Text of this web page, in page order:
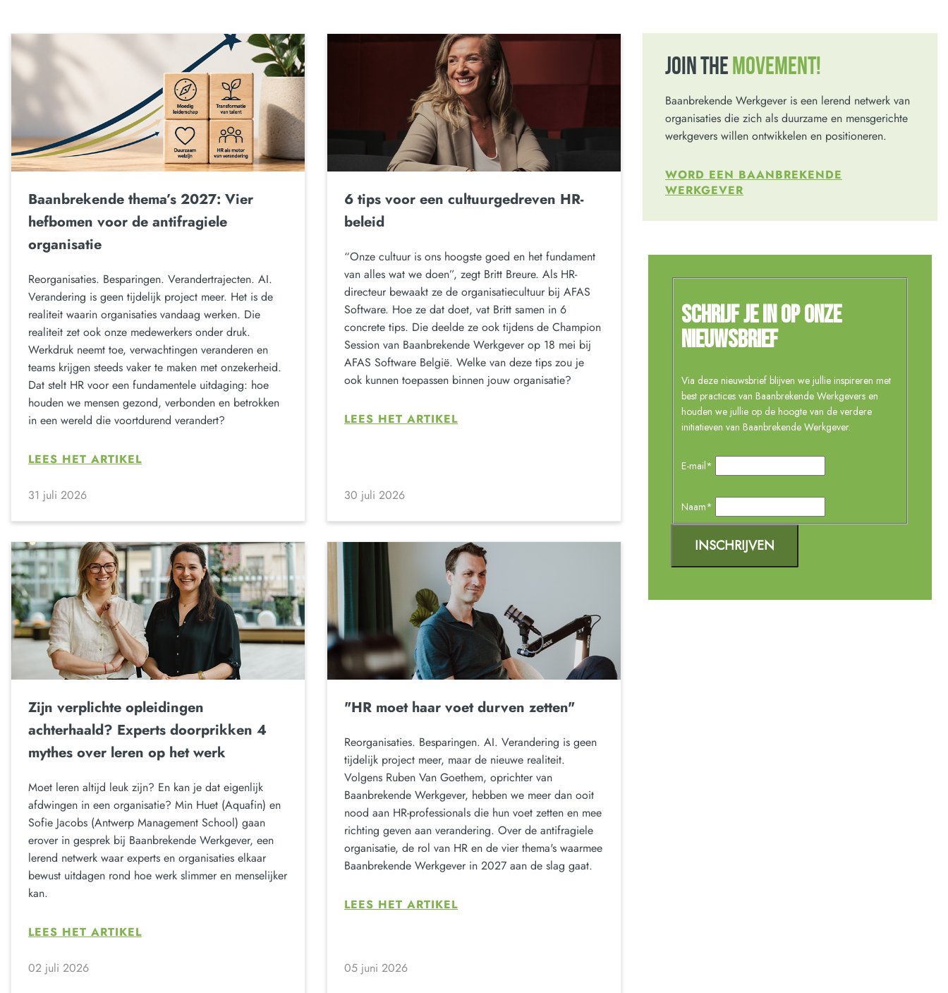
Baanbrekende thema’s 2027: Vier
hefbomen voor de antifragiele
organisatie
Reorganisaties. Besparingen. Verandertrajecten. AI.
Verandering is geen tijdelijk project meer. Het is de
realiteit waarin organisaties vandaag werken. Die
realiteit zet ook onze medewerkers onder druk.
Werkdruk neemt toe, verwachtingen veranderen en
teams krijgen steeds vaker te maken met onzekerheid.
Dat stelt HR voor een fundamentele uitdaging: hoe
houden we mensen gezond, verbonden en betrokken
in een wereld die voortdurend verandert?
LEES HET ARTIKEL
31 juli 2026
6 tips voor een cultuurgedreven HR-
beleid
“Onze cultuur is ons hoogste goed en het fundament
van alles wat we doen”, zegt Britt Breure. Als HR-
directeur bewaakt ze de organisatiecultuur bij AFAS
Software. Hoe ze dat doet, vat Britt samen in 6
concrete tips. Die deelde ze ook tijdens de Champion
Session van Baanbrekende Werkgever op 18 mei bij
AFAS Software België. Welke van deze tips zou je
ook kunnen toepassen binnen jouw organisatie?
LEES HET ARTIKEL
30 juli 2026
Zijn verplichte opleidingen
achterhaald? Experts doorprikken 4
mythes over leren op het werk
Moet leren altijd leuk zijn? En kan je dat eigenlijk
afdwingen in een organisatie? Min Huet (Aquafin) en
Sofie Jacobs (Antwerp Management School) gaan
erover in gesprek bij Baanbrekende Werkgever, een
lerend netwerk waar experts en organisaties elkaar
bewust uitdagen rond hoe werk slimmer en menselijker
kan.
LEES HET ARTIKEL
02 juli 2026
"HR moet haar voet durven zetten"
Reorganisaties. Besparingen. AI. Verandering is geen
tijdelijk project meer, maar de nieuwe realiteit.
Volgens Ruben Van Goethem, oprichter van
Baanbrekende Werkgever, hebben we meer dan ooit
nood aan HR-professionals die hun voet zetten en mee
richting geven aan verandering. Over de antifragiele
organisatie, de rol van HR en de vier thema's waarmee
Baanbrekende Werkgever in 2027 aan de slag gaat.
LEES HET ARTIKEL
05 juni 2026
JOIN THE MOVEMENT!
Baanbrekende Werkgever is een lerend netwerk van
organisaties die zich als duurzame en mensgerichte
werkgevers willen ontwikkelen en positioneren.
WORD EEN BAANBREKENDE
WERKGEVER